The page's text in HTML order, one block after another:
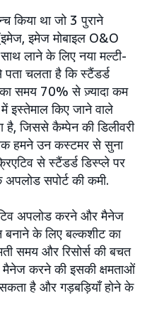
किया था जो 3 पुराने
इमेज मोबाइल O&O
लाने के लिए नया मल्टी-
चलता है कि स्टैंडर्ड
का समय 70% से ज़्यादा कम
इस्तेमाल किए जाने वाले
है, जिससे कैम्पेन की डिलीवरी
हमने उन कस्टमर से सुना
से स्टैंडर्ड डिस्प्ले पर
सपोर्ट की कमी.
अपलोड करने और मैनेज
के लिए बल्कशीट का
समय और रिसोर्स की बचत
करने की इसकी क्षमताओं
है और गड़बड़ियाँ होने के